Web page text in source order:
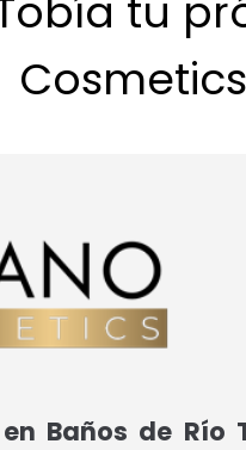
tu
Cosmetics
Baños de Río